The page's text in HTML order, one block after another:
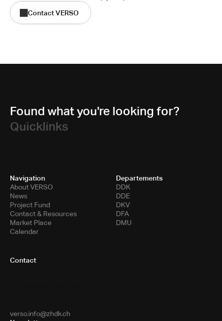
Contact VERSO
Found what you're looking for?
Quicklinks
Navigation
About VERSO
News
Project Fund
Contact & Resources
Market Place
Calendar
Departements
DDK
DDE
DKV
DFA
DMU
Contact
verso.info@zhdk.ch